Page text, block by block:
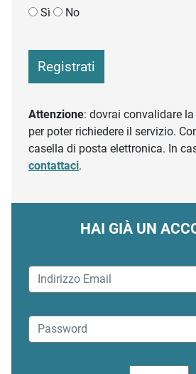
Sì
No
Registrati
Attenzione: dovrai convalidare
per poter richiedere il servizio.
casella di posta elettronica. In
contattaci.
HAI GIÀ UN